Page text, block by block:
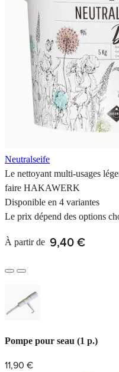
Neutralseife
Le nettoyant multi-usages
faire HAKAWERK
Disponible en 4 variantes
Le prix dépend des options
À partir de 9,40 €
Pompe pour seau (1 p.)
11,90 €